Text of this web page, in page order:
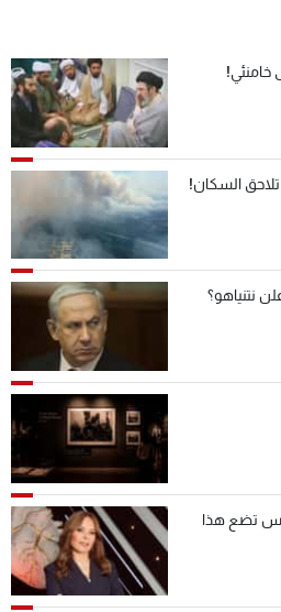
خامنئي!
تلاحق السكان!
نتنياهو؟
تضع هذا